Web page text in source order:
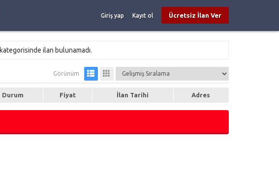
Giriş yap Kayıt ol Ücretsiz İlan Ver
kategorisinde ilan bulunamadı.
Görünüm
Durum Fiyat İlan Tarihi Adres